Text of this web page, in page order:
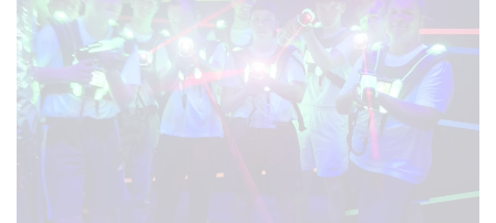
VERGRÖSSERN